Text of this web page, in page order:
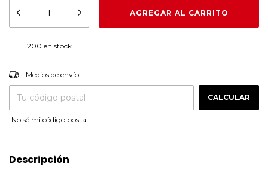
200 en stock
Entregas para el CP:
Medios de envío
CALCULAR
No sé mi código postal
Descripción